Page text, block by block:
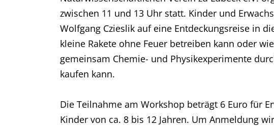
zwischen 11 und 13 Uhr statt. Kinder und
Wolfgang Czieslik auf eine Entdeckungsreise in
kleine Rakete ohne Feuer betreiben kann oder
gemeinsam Chemie- und Physikexperimente
kaufen kann.
Die Teilnahme am Workshop beträgt 6 Euro für
Kinder von ca. 8 bis 12 Jahren. Um Anmeldung